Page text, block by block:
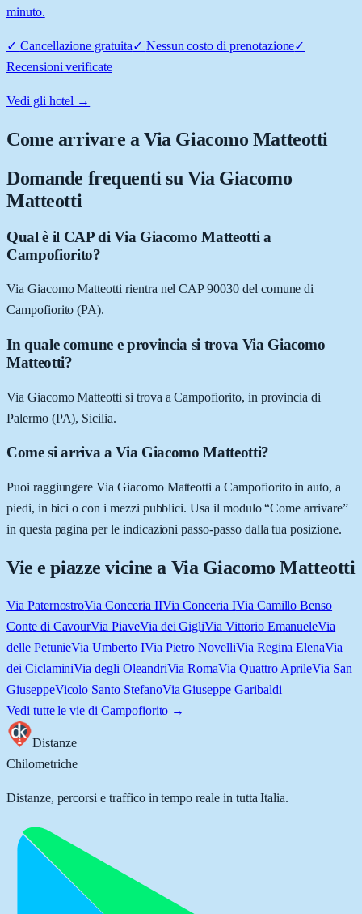
minuto.
✓ Cancellazione gratuita✓ Nessun costo di prenotazione✓
Recensioni verificate
Vedi gli hotel →
Come arrivare aVia Giacomo Matteotti
Domande frequenti su Via Giacomo
Matteotti
Qual è il CAP di Via Giacomo Matteotti a
Campofiorito?
Via Giacomo Matteotti rientra nel CAP 90030 del comune di
Campofiorito (PA).
In quale comune e provincia si trova Via Giacomo
Matteotti?
Via Giacomo Matteotti si trova a Campofiorito, in provincia di
Palermo (PA), Sicilia.
Come si arriva a Via Giacomo Matteotti?
Puoi raggiungere Via Giacomo Matteotti a Campofiorito in auto, a
piedi, in bici o con i mezzi pubblici. Usa il modulo “Come arrivare”
in questa pagina per le indicazioni passo-passo dalla tua posizione.
Vie e piazze vicine a Via Giacomo Matteotti
Via PaternostroVia Conceria IIVia Conceria IVia Camillo Benso
Conte di CavourVia PiaveVia dei GigliVia Vittorio EmanueleVia
delle PetunieVia Umberto IVia Pietro NovelliVia Regina ElenaVia
dei CiclaminiVia degli OleandriVia RomaVia Quattro AprileVia San
GiuseppeVicolo Santo StefanoVia Giuseppe Garibaldi
Vedi tutte le vie di Campofiorito →
Distanze
Chilometriche
Distanze, percorsi e traffico in tempo reale in tutta Italia.